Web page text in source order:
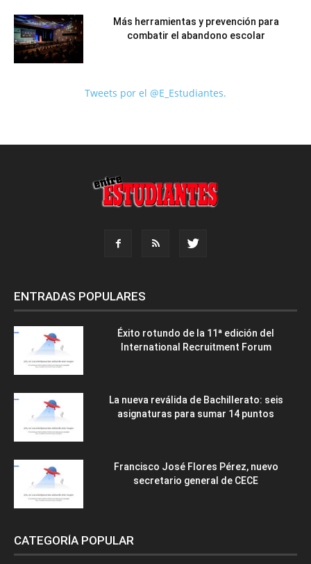
Más herramientas y prevención para
combatir el abandono escolar
Tweets por el @E_Estudiantes.
ENTRADAS POPULARES
Éxito rotundo de la 11ª edición del
International Recruitment Forum
La nueva reválida de Bachillerato: seis
asignaturas para sumar 14 puntos
Francisco José Flores Pérez, nuevo
secretario general de CECE
CATEGORÍA POPULAR